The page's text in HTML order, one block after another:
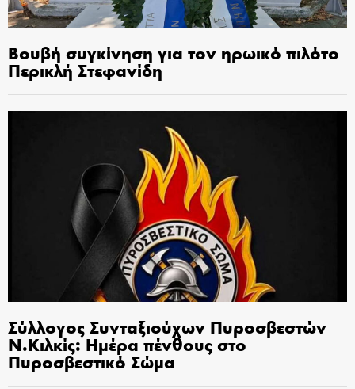
Βουβή συγκίνηση για τον ηρωικό πιλότο
Περικλή Στεφανίδη
Σύλλογος Συνταξιούχων Πυροσβεστών
Ν.Κιλκίς: Ημέρα πένθους στο
Πυροσβεστικό Σώμα